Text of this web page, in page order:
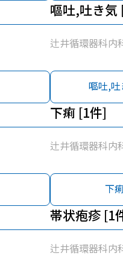
嘔吐,吐き気
辻井循環器科内
嘔吐,
下痢 [1件]
辻井循環器科内
下
帯状疱疹 [1
辻井循環器科内